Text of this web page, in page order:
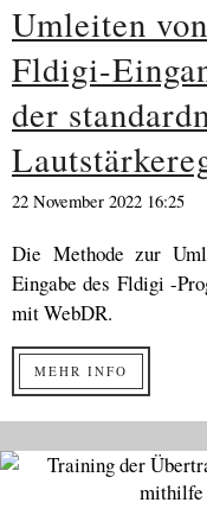
Umleiten
Fldigi-
der
22 November 2022 16:25
Die Methode zur
Eingabe des Fldigi -
mit WebDR.
MEHR INFO